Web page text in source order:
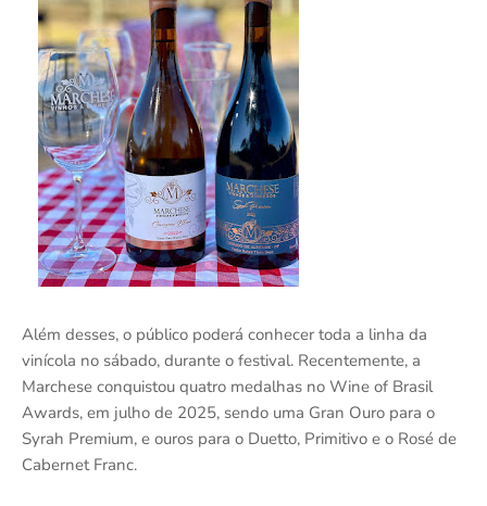
Além desses, o público poderá conhecer toda a linha da
vinícola no sábado, durante o festival. Recentemente, a
Marchese conquistou quatro medalhas no Wine of Brasil
Awards, em julho de 2025, sendo uma Gran Ouro para o
Syrah Premium, e ouros para o Duetto, Primitivo e o Rosé de
Cabernet Franc.